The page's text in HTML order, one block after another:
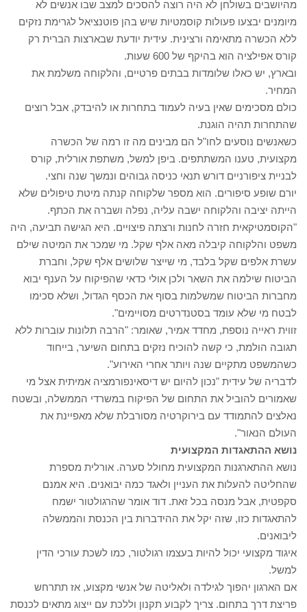
מהיושבים בשולחן לא היה רוצה להסכים למצב שבו אנשים לא
מיומנים יבצעו פעולות קוסמטיות שיש בהן פוטנציאל לגרימת נזקים
ללא הכשרה מתאימה ורצינית. עידית יודעת שבארצות הברית רק
קורס אפילציה הוא בהיקף של 600 שעות.
ובארץ, יש כאלו שלומדות בבתים פרטיים, והלקוחה משלמת את
המחיר.
כולם מסכימים שאין בעיה לעמוד בתחרות או להיבדק, אבל רוצים
שהתחרות תהיה הוגנת.
כשאנשים נוסעים לחו"ל הם מבינים מה זו רמה של הכשרה
מקצועית, טענו המשתתפים. ביפן למשל, משתפת אורלית, קורס
לבניית ציפורניים דורש תנאי כניסה גבוהים ונמשך שנה וחצי.
יורם שופע סיפורים. הוא מספר שלקוחה קנתה מיטת טיפולים שלא
הייתה יציבה והלקוחה ישבה עליה, נפלה ושברה את הכתף.
"הקוסמטיקאית חזרה לחנות ורצתה פיצויים. היא הגישה תביעה, היה
משפט והלקוחה קיבלה מאה אלף שקל. מי שמכר את המיטה שילם
עשרת אלפים שקל בלבד, מי שייצר שלושים אלף שקל, וחברת
הביטוח שילמה את השאר ולכן אולי כדאי שהפיקוח על הענף יבוא
מחברות הביטוח שמשלמות בסוף את הכסף הגדול, ושלא סכימו
לבטח מי שלא עומד בסטנדרטים מסויימים".
זווית ראייה נוספת, מחדד אמיר, שאומר: "הרבה תלונות עוברות ללא
תגובה הולמת, כי קשה להוכיח נזקים בתחום השיער, בייחוד
כשהמשפט מתקיים שנה ויותר אחרי האירוע".
לדבריה של עידית "נכון להיום יש דיסאינפורמציה אמיתית אצל מי
שאמורים להוביל את התחום של הפיקוח במשרדי הממשלה, ובשטח
נאלצים להתמודד עם בירוקרטיה מסורבלת שלא מאפיינת את
העולם הנאור".
נושא ההתאגדות המקצועית
נושא ההתארגנות המקצועית מחולל סערה. אורלית מספרת
שהחליטה להעלות את העניין ולאגד כמה יבואנים. היא אמנם
סקפטית, אבל מנסה בכל זאת. דוד אומר שהרגולטור ישמח
להתאגדות כזו, שזה יקל את ההידברות בין הכנסת והממשלה
ליבואנים.
איגוד מקצועי יכול להיות בעצמו רגולטור, כמו לשכת עורכי הדין
למשל.
אם הארגון יהפוך לגילדה ולאליטה של אנשי מקצוע, אז תתרחש
פריצת דרך בתחום. צריך לקבוע תקנון וללכת עם ייצוג מתאים לכנסת